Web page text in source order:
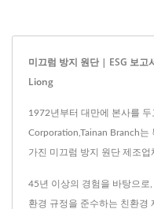
미끄럼 방지 원단 | ESG 보
Liong
1972년부터 대만에 본사를 두
Corporation,Tainan Branch는
가진 미끄럼 방지 원단 제조업
45년 이상의 경험을 바탕으로
환경 규정을 준수하는 친환경